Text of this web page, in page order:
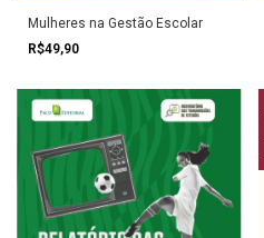
Mulheres na Gestão Escolar
R$49,90